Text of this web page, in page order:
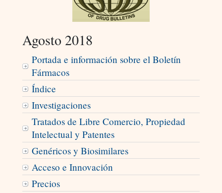
Agosto 2018
Portada e información sobre el Boletín
Fármacos
Índice
Investigaciones
Tratados de Libre Comercio, Propiedad
Intelectual y Patentes
Genéricos y Biosimilares
Acceso e Innovación
Precios